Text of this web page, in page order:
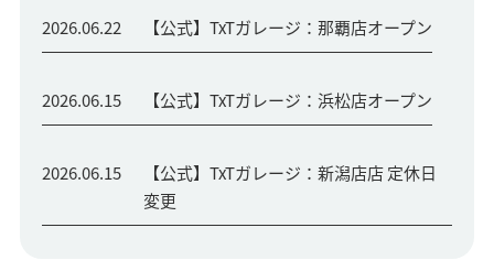
2026.06.22 【公式】TxTガレージ：那覇店オープン
2026.06.15 【公式】TxTガレージ：浜松店オープン
2026.06.15
【公式】TxTガレージ：新潟店店 定休日
変更